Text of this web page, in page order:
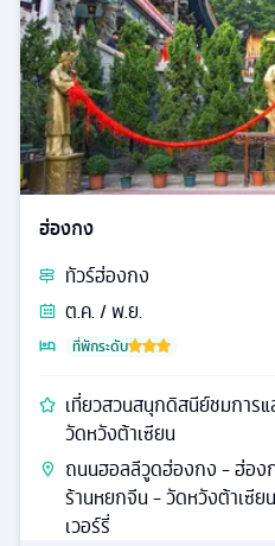
ฮ่องกง
ทัวร์ฮ่องกง
ต.ค. / พ.ย.
ที่พักระดับ
เที่ยวสวนสนุกดิสนีย์ชมการ
วัดหวังต้าเซียน
ถนนฮอลลีวูดฮ่องกง - ฮ่อ
ร้านหยกจีน - วัดหวังต้าเซี
เวอร์รี่